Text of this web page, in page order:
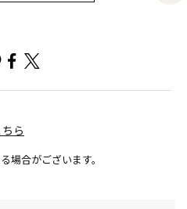
ら
場合がございます。